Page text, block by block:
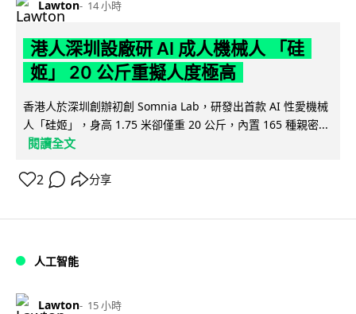
Lawton 14 小時
港人深圳設廠研 AI 成人機械人 「硅
姬」 20 公斤重擬人度極高
香港人於深圳創辦初創 Somnia Lab，研發出首款 AI 性愛機械
人「硅姬」，身高 1.75 米卻僅重 20 公斤，內置 165 種親密...
閱讀全文
2 分享
人工智能
Lawton 15 小時